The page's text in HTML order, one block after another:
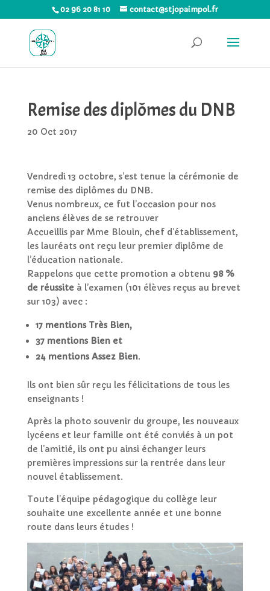
02 96 20 81 10 contact@stjopaimpol.fr
Remise des diplômes du DNB
20 Oct 2017
Vendredi 13 octobre, s’est tenue la cérémonie de
remise des diplômes du DNB.
Venus nombreux, ce fut l’occasion pour nos
anciens élèves de se retrouver
Accueillis par Mme Blouin, chef d’établissement,
les lauréats ont reçu leur premier diplôme de
l’éducation nationale.
Rappelons que cette promotion a obtenu 98 %
de réussiteà l’examen (101 élèves reçus au brevet
sur 103) avec :
17 mentions Très Bien,
37 mentions Bien et
24 mentions Assez Bien.
Ils ont bien sûr reçu les félicitations de tous les
enseignants !
Après la photo souvenir du groupe, les nouveaux
lycéens et leur famille ont été conviés à un pot
de l’amitié, ils ont pu ainsi échanger leurs
premières impressions sur la rentrée dans leur
nouvel établissement.
Toute l’équipe pédagogique du collège leur
souhaite une excellente année et une bonne
route dans leurs études !